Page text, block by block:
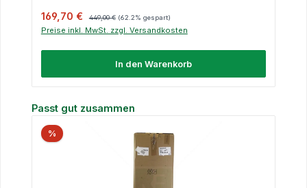
Verkaufspreis:
169,70 € 449,00 € (62.2% gespart)
Preise inkl. MwSt. zzgl. Versandkosten
In den Warenkorb
Produktgalerie überspringen
Passt gut zusammen
%